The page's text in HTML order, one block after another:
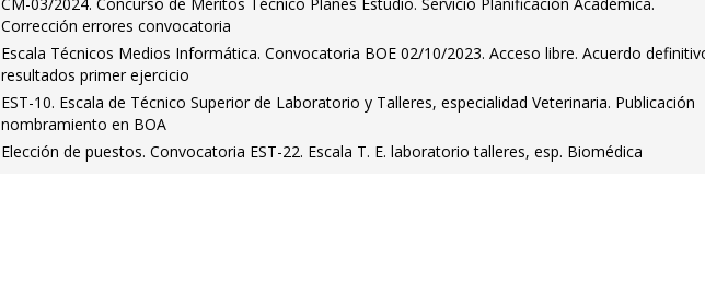
Corrección errores convocatoria
Escala Técnicos Medios Informática. Convocatoria BOE 02/10/2023. Acceso libre. Acuerdo
resultados primer ejercicio
EST-10. Escala de Técnico Superior de Laboratorio y Talleres, especialidad Veterinaria. Publicación
nombramiento en BOA
Elección de puestos. Convocatoria EST-22. Escala T. E. laboratorio talleres, esp. Biomédica